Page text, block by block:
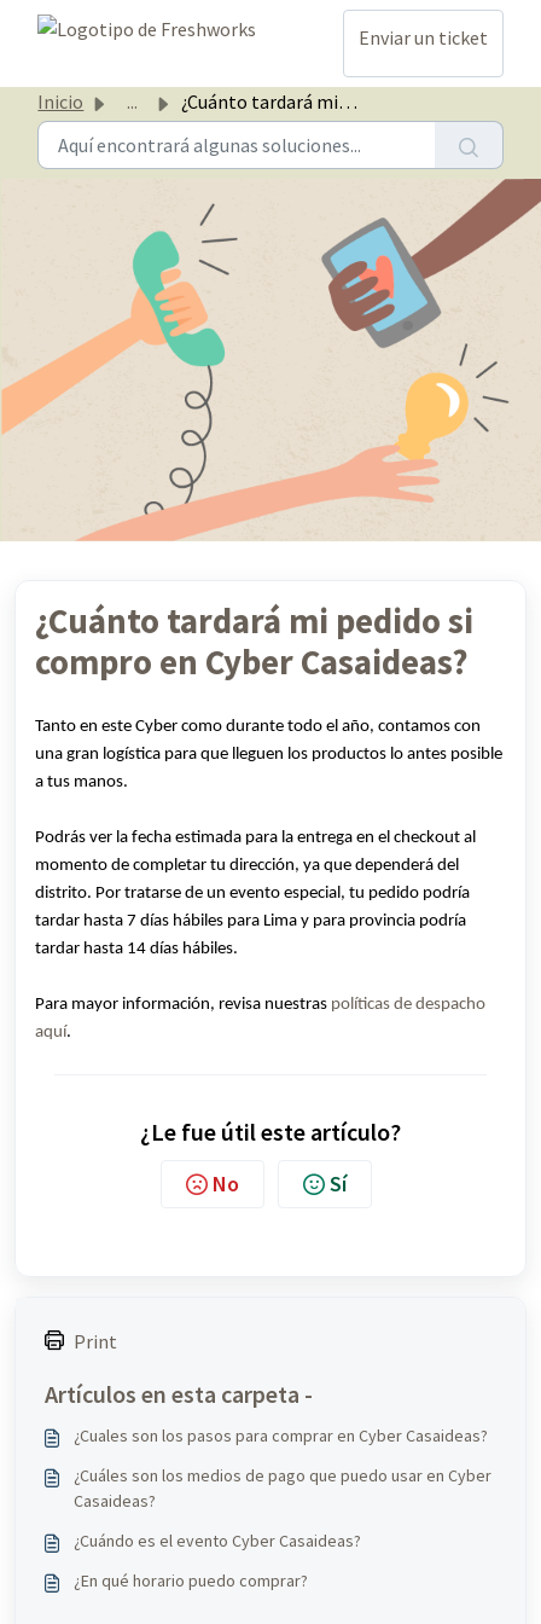
Ir al contenido principal
Enviar un ticket
Inicio ... ¿Cuánto tardará mi pedido si compro en Cyber Casaideas?
¿Cuánto tardará mi pedido si
compro en Cyber Casaideas?
Tanto en este Cyber como durante todo el año, contamos con
una gran logística para que lleguen los productos lo antes posible
a tus manos.
Podrás ver la fecha estimada para la entrega en el checkout al
momento de completar tu dirección, ya que dependerá del
distrito. Por tratarse de un evento especial, tu pedido podría
tardar hasta 7 días hábiles para Lima y para provincia podría
tardar hasta 14 días hábiles.
Para mayor información, revisa nuestras políticas de despacho
aquí.
¿Le fue útil este artículo?
No Sí
Print
Artículos en esta carpeta -
¿Cuales son los pasos para comprar en Cyber Casaideas?
¿Cuáles son los medios de pago que puedo usar en Cyber
Casaideas?
¿Cuándo es el evento Cyber Casaideas?
¿En qué horario puedo comprar?